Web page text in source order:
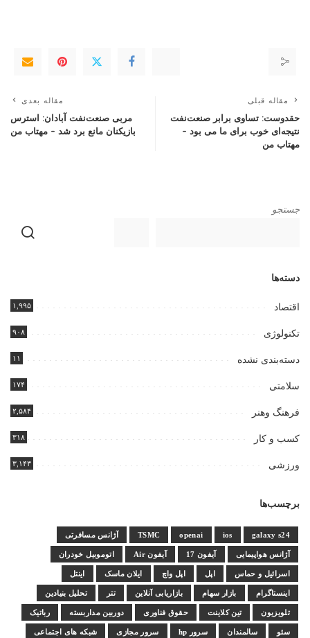
مقاله قبلی
حقدوست: تساوی برابر صنعت‌نفت
نتیجه‌ای خوب برای ما می بود –
مهتاب من
مقاله بعدی
مربی صنعت‌نفت آبادان: استرس
بازیکنان مانع برد شد – مهتاب من
جستجو
دسته‌ها
اقتصاد ۱,۹۹۵
تکنولوژی ۹۰۸
دسته‌بندی نشده ۱۱
سلامتی ۱۷۴
فرهنگ وهنر ۲,۵۸۴
کسب و کار ۳۱۸
ورزشی ۳,۱۴۳
برچسب‌ها
galaxy s24
ios
openai
TSMC آژانس مسافرتی
آژانس هواپیمایی آیفون 17 آیفون Air اتوموبیل خودران
اسرائیل و حماس اپل اپل واچ ایلان ماسک اینتل
اینستاگرام بازار سهام بازاریابی آنلاین تتر تحلیل بنیادین
تلویزیون تین کلاینت حقوق فناوری دوربین مداربسته رباتیک
سئو سالمندان سرور hp سرور مجازی شبکه های اجتماعی